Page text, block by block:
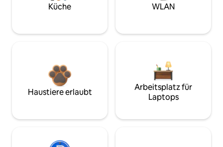
Küche WLAN
Haustiere erlaubt
Arbeitsplatz für
Laptops